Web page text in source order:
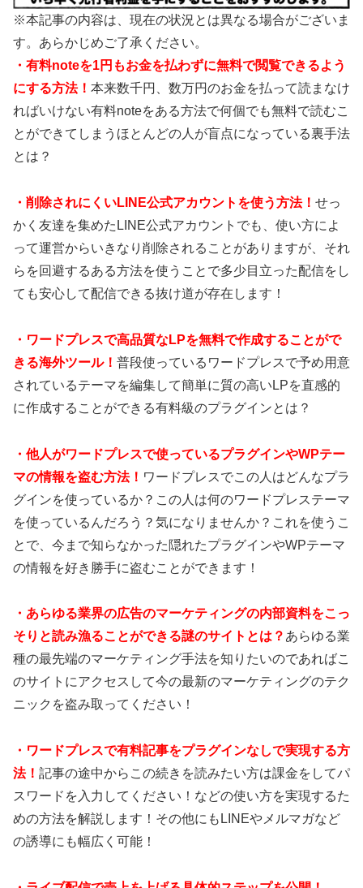
※本記事の内容は、現在の状況とは異なる場合がございま
す。あらかじめご了承ください。
・有料noteを1円もお金を払わずに無料で閲覧できるよう
にする方法！ 本来数千円、数万円のお金を払って読まなけ
ればいけない有料noteをある方法で何個でも無料で読むこ
とができてしまうほとんどの人が盲点になっている裏手法
とは？
・ 削除されにくいLINE公式アカウントを使う方法！ せっ
かく友達を集めたLINE公式アカウントでも、使い方によ
って運営からいきなり削除されることがありますが、それ
らを回避するある方法を使うことで多少目立った配信をし
ても安心して配信できる抜け道が存在します！
・ ワードプレスで高品質なLPを無料で作成することがで
きる海外ツール！ 普段使っているワードプレスで予め用意
されているテーマを編集して簡単に質の高いLPを直感的
に作成することができる有料級のプラグインとは？
・ 他人がワードプレスで使っているプラグインやWPテー
マの情報を盗む方法！ ワードプレスでこの人はどんなプラ
グインを使っているか？この人は何のワードプレステーマ
を使っているんだろう？気になりませんか？これを使うこ
とで、今まで知らなかった隠れたプラグインやWPテーマ
の情報を好き勝手に盗むことができます！
・あらゆる業界の広告のマーケティングの内部資料をこっ
そりと読み漁ることができる謎のサイトとは？ あらゆる業
種の最先端のマーケティング手法を知りたいのであればこ
のサイトにアクセスして今の最新のマーケティングのテク
ニックを盗み取ってください！
・ワードプレスで有料記事をプラグインなしで実現する方
法！ 記事の途中からこの続きを読みたい方は課金をしてパ
スワードを入力してください！などの使い方を実現するた
めの方法を解説します！その他にもLINEやメルマガなど
の誘導にも幅広く可能！